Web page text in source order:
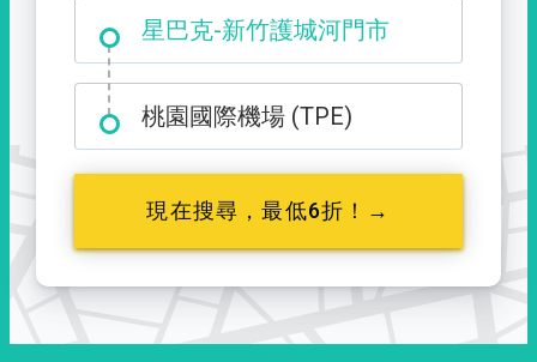
星巴克-新竹護城河門市
大霸尖山登山口
桃園國際機場 (TPE)
現在搜尋，最低6折！→